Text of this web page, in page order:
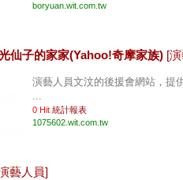
boryuan.wit.com.tw
仙子的家家(Yahoo!奇摩家族) [
演藝人員文汶的後援會網站，提
...
0 Hit 統計報表
1075602.wit.com.tw
藝人員]